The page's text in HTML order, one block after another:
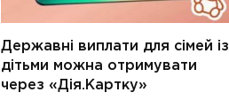
Державні виплати для сімей із
дітьми можна отримувати
через «Дія.Картку»